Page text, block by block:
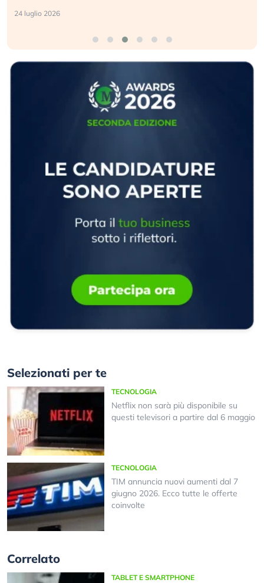
24 luglio 2026
Selezionati per te
TECNOLOGIA
Netflix non sarà più disponibile su
questi televisori a partire dal 6 maggio
TECNOLOGIA
TIM annuncia nuovi aumenti dal 7
giugno 2026. Ecco tutte le offerte
coinvolte
Correlato
TABLET E SMARTPHONE